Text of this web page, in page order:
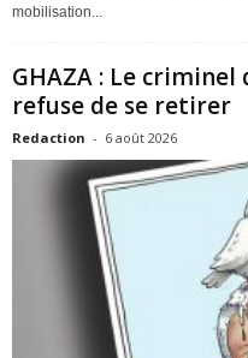
mobilisation...
GHAZA : Le
refuse de se retirer
Redaction - 6 août 2026